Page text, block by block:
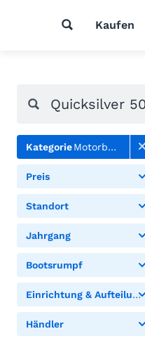
Kaufen
KategorieMotorboote
Preis
Standort
Jahrgang
Bootsrumpf
Einrichtung & Aufteilung
Händler